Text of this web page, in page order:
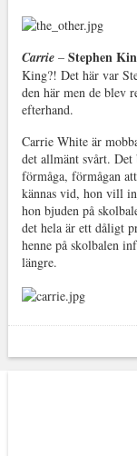
Carrie– Stephen
King?! Det här var
den här men de blev
efterhand.
Carrie White är
det allmänt svårt.
förmåga, förmågan
kännas vid, hon vill
hon bjuden på
det hela är ett dåligt
henne på skolbalen
längre.